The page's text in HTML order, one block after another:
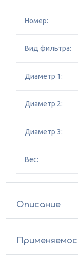
Номер:
Вид фильтра:
Диаметр 1:
Диаметр 2:
Диаметр 3:
Вес:
Описание